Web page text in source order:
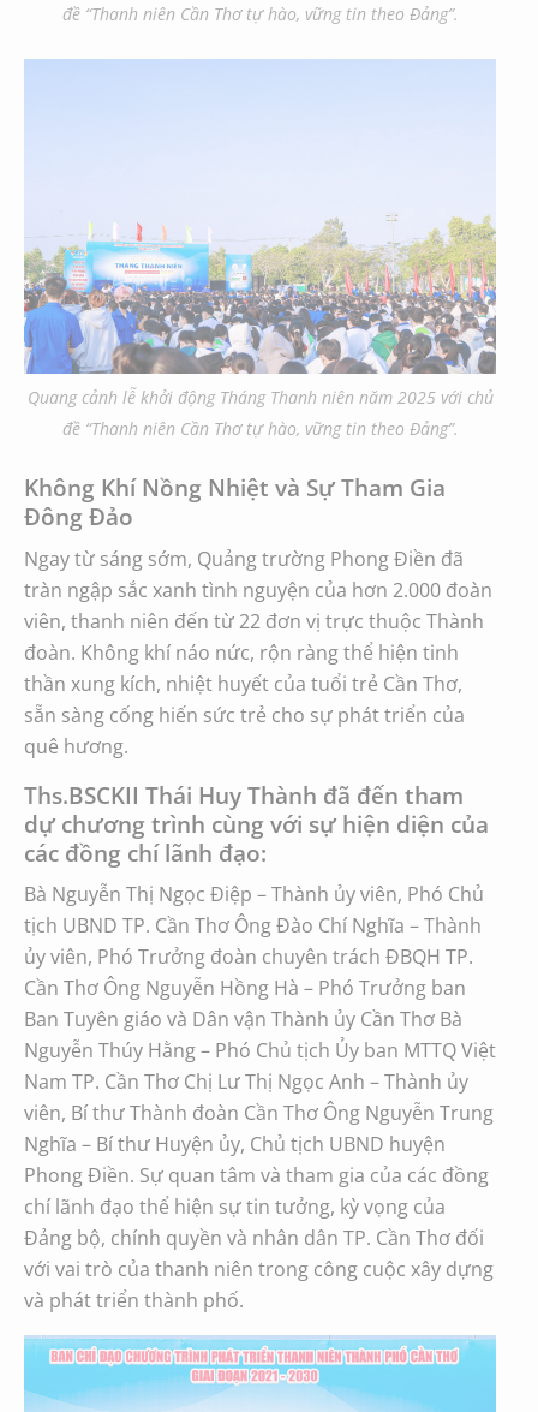
đề “Thanh niên Cần Thơ tự hào, vững tin theo Đảng”.
Quang cảnh lễ khởi động Tháng Thanh niên năm 2025 với chủ
đề “Thanh niên Cần Thơ tự hào, vững tin theo Đảng”.
Không Khí Nồng Nhiệt và Sự Tham Gia
Đông Đảo
Ngay từ sáng sớm, Quảng trường Phong Điền đã
tràn ngập sắc xanh tình nguyện của hơn 2.000 đoàn
viên, thanh niên đến từ 22 đơn vị trực thuộc Thành
đoàn. Không khí náo nức, rộn ràng thể hiện tinh
thần xung kích, nhiệt huyết của tuổi trẻ Cần Thơ,
sẵn sàng cống hiến sức trẻ cho sự phát triển của
quê hương.
Ths.BSCKII Thái Huy Thành đã đến tham
dự chương trình cùng với sự hiện diện của
các đồng chí lãnh đạo:
Bà Nguyễn Thị Ngọc Điệp – Thành ủy viên, Phó Chủ
tịch UBND TP. Cần Thơ Ông Đào Chí Nghĩa – Thành
ủy viên, Phó Trưởng đoàn chuyên trách ĐBQH TP.
Cần Thơ Ông Nguyễn Hồng Hà – Phó Trưởng ban
Ban Tuyên giáo và Dân vận Thành ủy Cần Thơ Bà
Nguyễn Thúy Hằng – Phó Chủ tịch Ủy ban MTTQ Việt
Nam TP. Cần Thơ Chị Lư Thị Ngọc Anh – Thành ủy
viên, Bí thư Thành đoàn Cần Thơ Ông Nguyễn Trung
Nghĩa – Bí thư Huyện ủy, Chủ tịch UBND huyện
Phong Điền. Sự quan tâm và tham gia của các đồng
chí lãnh đạo thể hiện sự tin tưởng, kỳ vọng của
Đảng bộ, chính quyền và nhân dân TP. Cần Thơ đối
với vai trò của thanh niên trong công cuộc xây dựng
và phát triển thành phố.